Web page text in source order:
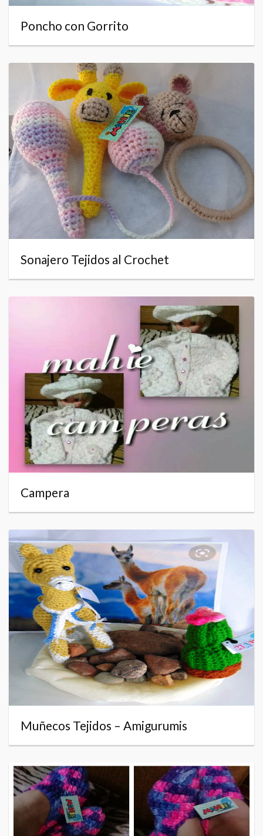
Poncho con Gorrito
Sonajero Tejidos al Crochet
Campera
Muñecos Tejidos – Amigurumis